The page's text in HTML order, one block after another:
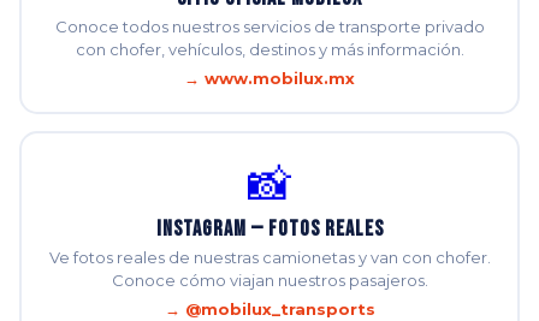
Conoce todos nuestros servicios de transporte privado
con chofer, vehículos, destinos y más información.
→ www.mobilux.mx
📸
Instagram — Fotos Reales
Ve fotos reales de nuestras camionetas y van con chofer.
Conoce cómo viajan nuestros pasajeros.
→ @mobilux_transports